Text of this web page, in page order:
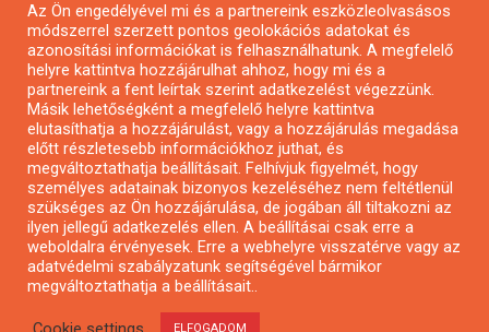
Pályázatok magánszemélyeknek
Pályázatok civil szervezeteknek
Pályázatok vállalkozásoknak
Önkormányzati pályázatok
Mezőgazdasági pályázatok
Falusi turizmus pályázatok
Napelem pályázatok
GINOP pályázatok
Az Ön engedélyével mi és a partnereink eszközleolvasásos
módszerrel szerzett pontos geolokációs adatokat és
azonosítási információkat is felhasználhatunk. A megfelelő
helyre kattintva hozzájárulhat ahhoz, hogy mi és a
partnereink a fent leírtak szerint adatkezelést végezzünk.
Másik lehetőségként a megfelelő helyre kattintva
elutasíthatja a hozzájárulást, vagy a hozzájárulás megadása
előtt részletesebb információkhoz juthat, és
megváltoztathatja beállításait. Felhívjuk figyelmét, hogy
személyes adatainak bizonyos kezeléséhez nem feltétlenül
szükséges az Ön hozzájárulása, de jogában áll tiltakozni az
ilyen jellegű adatkezelés ellen. A beállításai csak erre a
weboldalra érvényesek. Erre a webhelyre visszatérve vagy az
adatvédelmi szabályzatunk segítségével bármikor
megváltoztathatja a beállításait..
ELFOGADOM